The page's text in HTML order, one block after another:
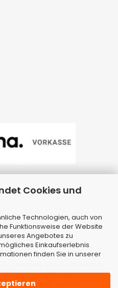
Cookies und
Technologien, auch von
Funktionsweise der Website
Angebotes zu
Einkaufserlebnis
finden Sie in unserer
| Template von
& zzgl. Versandkosten
sowie sämtliche